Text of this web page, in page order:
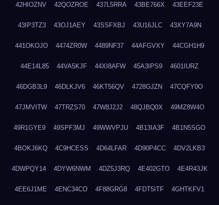
42HIOZNV 42QOZROE 437L5RRA 43BE766X 43EEF23E
43IP3TZ3 43OJ1AEY 43SSFXBJ 43U16JLC 43XY7A9N
441OKOJO 4474ZR0W 4489NF37 44AFGVXY 44CGH1H9
44E14L85 44VA5KJF 44XI8AFW 45A3IPS9 4601IURZ
46DGB3L9 46DLKJV6 46KT56QV 4728GJZN 47CQFY0O
47JMVITW 47TRZS70 47W8J2J2 48QJBQ0X 49MZ8W4O
49R1GYE9 49SPF3MJ 49WWVPJU 4B13IA3F 4B1N5SGO
4BOKJ6KQ 4C9HCESS 4D64LFAR 4D90P4CC 4DV2LKB3
4DWPQY14 4DYW6NWM 4DZ5J3RQ 4E402GTO 4E4R43JK
4EE6J1ME 4ENC34CO 4F88GRG8 4FDT5ITF 4GHTKFV1